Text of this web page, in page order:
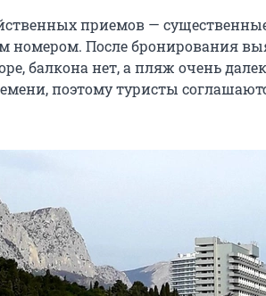
приемов —
номером. После бронирования
балкона нет, а пляж очень
поэтому туристы